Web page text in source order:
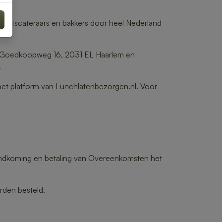
en bakkers door heel Nederland
16, 2031 EL Haarlem en
platform van Lunchlatenbezorgen.nl. Voor
en betaling van Overeenkomsten het
besteld.